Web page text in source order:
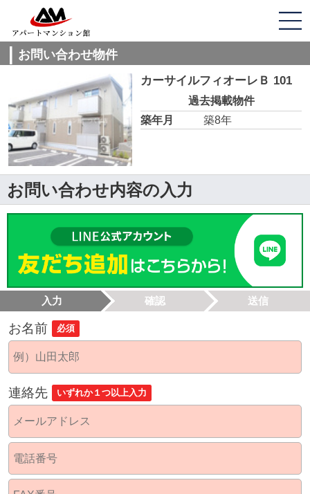
お問い合わせ物件
カーサイルフィオーレＢ 101
過去掲載物件
築年月
築8年
お問い合わせ内容の入力
入力 確認 送信
お名前 必須
連絡先 いずれか１つ以上入力